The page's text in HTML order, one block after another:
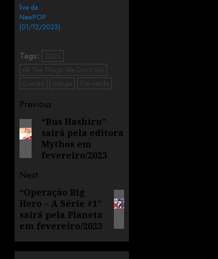
live da
NewPOP
(01/12/2023)
Tags:
2023
All The Things We Don't Say
Conrad
manga Pré-venda
Previous
“Bus Hashiru”
sairá pela editora
Mythos em
fevereiro/2023
Next
“Operação Big
Hero – A Série #1”
sairá pela Planeta
em fevereiro/2023